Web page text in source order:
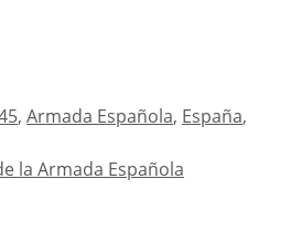
, Armada Española, España,
la Armada Española